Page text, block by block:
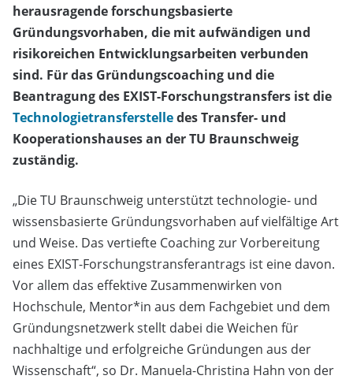
herausragende forschungsbasierte
Gründungsvorhaben, die mit aufwändigen und
risikoreichen Entwicklungsarbeiten verbunden
sind. Für das Gründungscoaching und die
Beantragung des EXIST-Forschungstransfers ist die
Technologietransferstelledes Transfer- und
Kooperationshauses an der TU Braunschweig
zuständig.
„Die TU Braunschweig unterstützt technologie- und
wissensbasierte Gründungsvorhaben auf vielfältige Art
und Weise. Das vertiefte Coaching zur Vorbereitung
eines EXIST-Forschungstransferantrags ist eine davon.
Vor allem das effektive Zusammenwirken von
Hochschule, Mentor*in aus dem Fachgebiet und dem
Gründungsnetzwerk stellt dabei die Weichen für
nachhaltige und erfolgreiche Gründungen aus der
Wissenschaft“, so Dr. Manuela-Christina Hahn von der